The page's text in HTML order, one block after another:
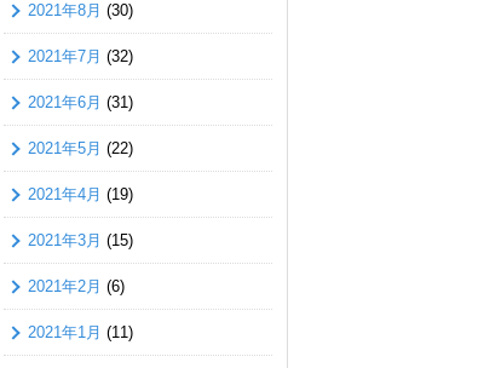
2021年8月 (30)
2021年7月 (32)
2021年6月 (31)
2021年5月 (22)
2021年4月 (19)
2021年3月 (15)
2021年2月 (6)
2021年1月 (11)